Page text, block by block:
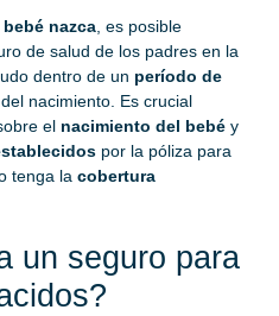
bebé nazca , es posible
de salud de los padres en la
dentro de un período de
nacimiento. Es crucial
el nacimiento del bebé y
por la póliza para
tenga la cobertura
un seguro para